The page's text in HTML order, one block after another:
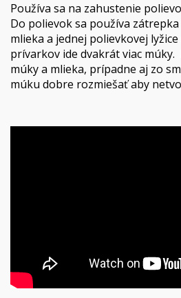
Používa sa na zahustenie
Do polievok sa používa
mlieka a jednej polievkovej
prívarkov ide dvakrát viac
múky a mlieka, prípadne aj zo
múku dobre rozmiešať aby